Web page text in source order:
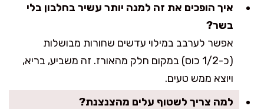
איך הופכים את זה למנה יותר עשיר בחלבון בלי
בשר?
אפשר לערבב במילוי עדשים שחורות מבושלות
(כ-1/2 כוס) במקום חלק מהאורז. זה משביע, בריא,
ויוצא ממש טעים.
למה צריך לשטוף עלים מהצנצנת?